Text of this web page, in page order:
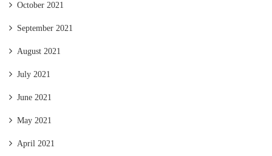
October 2021
September 2021
August 2021
July 2021
June 2021
May 2021
April 2021